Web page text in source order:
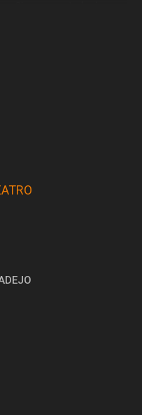
escuchando bien a cada
entre las
propias de expresar.